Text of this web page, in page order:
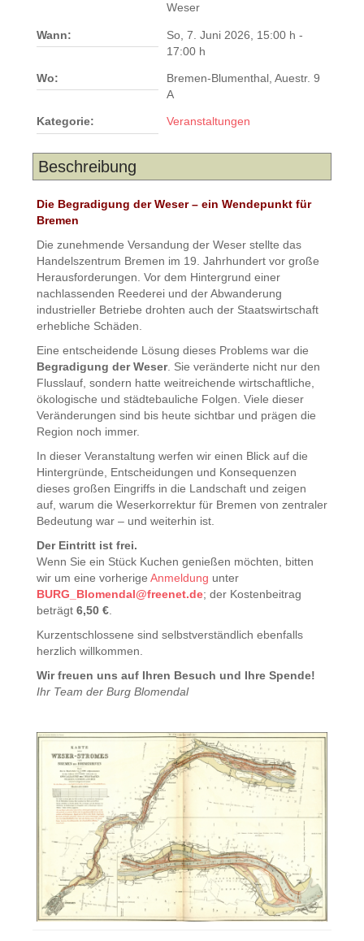
Weser
Wann: So, 7. Juni 2026 15:00 h -
17:00 h
Wo:
Bremen-Blumenthal, Auestr. 9
A
Kategorie: Veranstaltungen
Beschreibung
Die Begradigung der Weser – ein Wendepunkt für
Bremen
Die zunehmende Versandung der Weser stellte das
Handelszentrum Bremen im 19. Jahrhundert vor große
Herausforderungen. Vor dem Hintergrund einer
nachlassenden Reederei und der Abwanderung
industrieller Betriebe drohten auch der Staatswirtschaft
erhebliche Schäden.
Eine entscheidende Lösung dieses Problems war die
Begradigung der Weser. Sie veränderte nicht nur den
Flusslauf, sondern hatte weitreichende wirtschaftliche,
ökologische und städtebauliche Folgen. Viele dieser
Veränderungen sind bis heute sichtbar und prägen die
Region noch immer.
In dieser Veranstaltung werfen wir einen Blick auf die
Hintergründe, Entscheidungen und Konsequenzen
dieses großen Eingriffs in die Landschaft und zeigen
auf, warum die Weserkorrektur für Bremen von zentraler
Bedeutung war – und weiterhin ist.
Der Eintritt ist frei.
Wenn Sie ein Stück Kuchen genießen möchten, bitten
wir um eine vorherige Anmeldung unter
BURG_Blomendal@freenet.de; der Kostenbeitrag
beträgt 6,50 €.
Kurzentschlossene sind selbstverständlich ebenfalls
herzlich willkommen.
Wir freuen uns auf Ihren Besuch und Ihre Spende!
Ihr Team der Burg Blomendal